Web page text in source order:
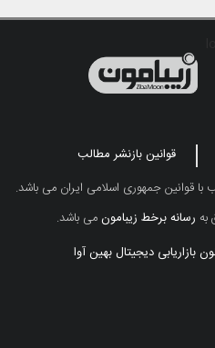
قوانین بازنشر مطالب
قوانین جمهوری اسلامی ایران می باشد.
به رسانه برخط زیبامونمی باشد.
بازاریابی دیجیتال بهین آوا